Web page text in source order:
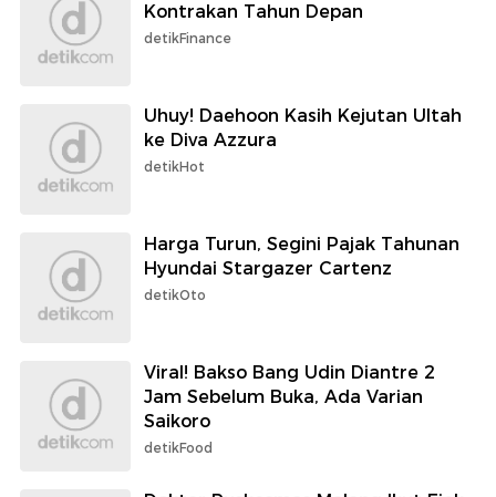
Kontrakan Tahun Depan
detikFinance
Uhuy! Daehoon Kasih Kejutan Ultah
ke Diva Azzura
detikHot
Harga Turun, Segini Pajak Tahunan
Hyundai Stargazer Cartenz
detikOto
Viral! Bakso Bang Udin Diantre 2
Jam Sebelum Buka, Ada Varian
Saikoro
detikFood